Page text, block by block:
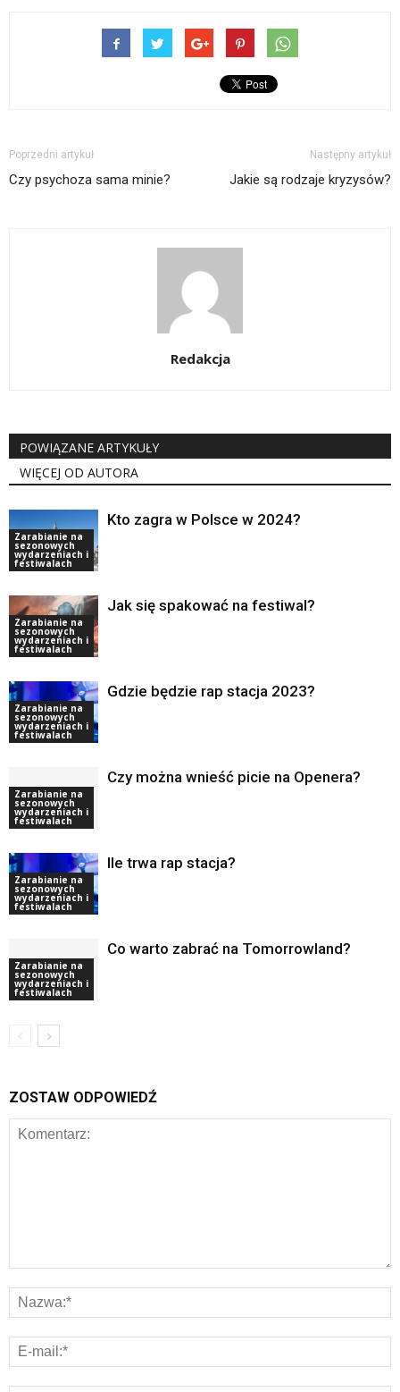
Poprzedni artykuł
Czy psychoza sama minie?
Następny artykuł
Jakie są rodzaje kryzysów?
Redakcja
POWIĄZANE ARTYKUŁY
WIĘCEJ OD AUTORA
Zarabianie na
sezonowych
wydarzeniach i
festiwalach
Kto zagra w Polsce w 2024?
Zarabianie na
sezonowych
wydarzeniach i
festiwalach
Jak się spakować na festiwal?
Zarabianie na
sezonowych
wydarzeniach i
festiwalach
Gdzie będzie rap stacja 2023?
Zarabianie na
sezonowych
wydarzeniach i
festiwalach
Czy można wnieść picie na Openera?
Zarabianie na
sezonowych
wydarzeniach i
festiwalach
Ile trwa rap stacja?
Zarabianie na
sezonowych
wydarzeniach i
festiwalach
Co warto zabrać na Tomorrowland?
ZOSTAW ODPOWIEDŹ